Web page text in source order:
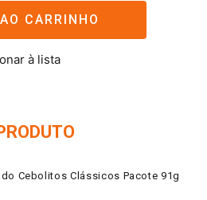
CARRINHO
Cebolitos Clássicos Pacote 91g